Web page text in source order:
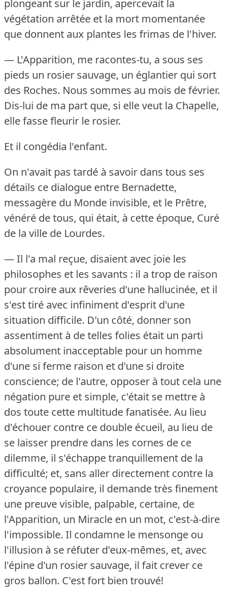
plongeant sur le jardin, apercevait la
végétation arrêtée et la mort momentanée
que donnent aux plantes les frimas de l'hiver.
— L'Apparition, me racontes-tu, a sous ses
pieds un rosier sauvage, un églantier qui sort
des Roches. Nous sommes au mois de février.
Dis-lui de ma part que, si elle veut la Chapelle,
elle fasse fleurir le rosier.
Et il congédia l'enfant.
On n'avait pas tardé à savoir dans tous ses
détails ce dialogue entre Bernadette,
messagère du Monde invisible, et le Prêtre,
vénéré de tous, qui était, à cette époque, Curé
de la ville de Lourdes.
— Il l'a mal reçue, disaient avec joie les
philosophes et les savants : il a trop de raison
pour croire aux rêveries d'une hallucinée, et il
s'est tiré avec infiniment d'esprit d'une
situation difficile. D'un côté, donner son
assentiment à de telles folies était un parti
absolument inacceptable pour un homme
d'une si ferme raison et d'une si droite
conscience; de l'autre, opposer à tout cela une
négation pure et simple, c'était se mettre à
dos toute cette multitude fanatisée. Au lieu
d'échouer contre ce double écueil, au lieu de
se laisser prendre dans les cornes de ce
dilemme, il s'échappe tranquillement de la
difficulté; et, sans aller directement contre la
croyance populaire, il demande très finement
une preuve visible, palpable, certaine, de
l'Apparition, un Miracle en un mot, c'est-à-dire
l'impossible. Il condamne le mensonge ou
l'illusion à se réfuter d'eux-mêmes, et, avec
l'épine d'un rosier sauvage, il fait crever ce
gros ballon. C'est fort bien trouvé!